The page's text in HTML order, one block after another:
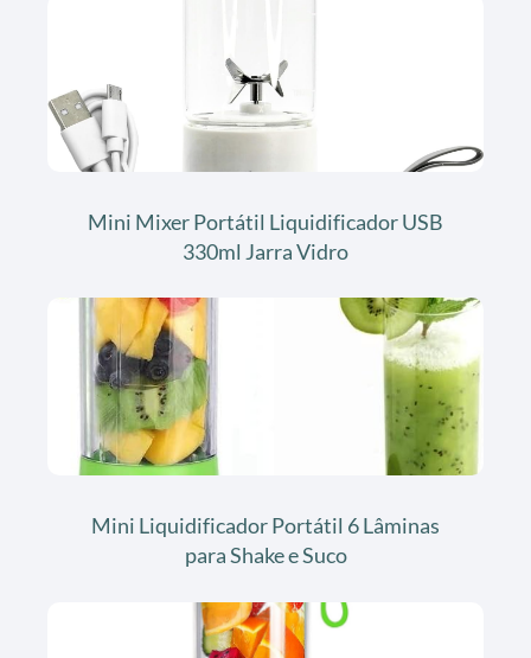
Mini Mixer Portátil Liquidificador USB
330ml Jarra Vidro
Mini Liquidificador Portátil 6 Lâminas
para Shake e Suco